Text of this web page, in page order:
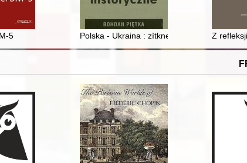
5 Polska - Ukraina : zìtknennâ dvoh ìstoričnih
Z